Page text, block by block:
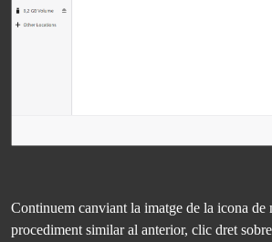
Continuem canviant la imatge de la icona de
procediment similar al anterior, clic dret